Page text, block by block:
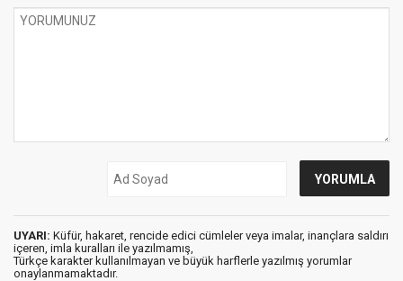
UYARI: Küfür, hakaret, rencide edici cümleler veya imalar, inançlara saldırı
içeren, imla kuralları ile yazılmamış,
Türkçe karakter kullanılmayan ve büyük harflerle yazılmış yorumlar
onaylanmamaktadır.